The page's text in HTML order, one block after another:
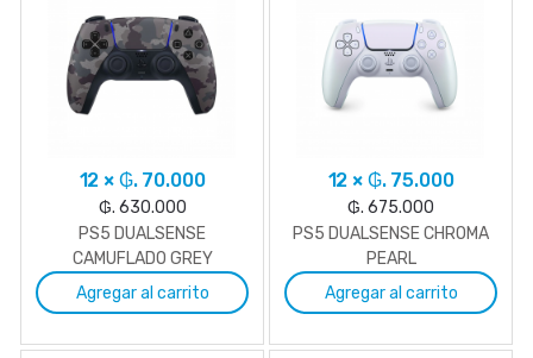
12 × ₲. 70.000
₲. 630.000
PS5 DUALSENSE
CAMUFLADO GREY
Agregar al carrito
12 × ₲. 75.000
₲. 675.000
PS5 DUALSENSE CHROMA
PEARL
Agregar al carrito